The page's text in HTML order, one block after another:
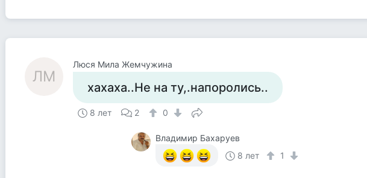
ЛМ
Люся Мила Жемчужина
хахаха..Не на ту,.напоролись..
8 лет 2 0
Владимир Бахаруев
8 лет
1